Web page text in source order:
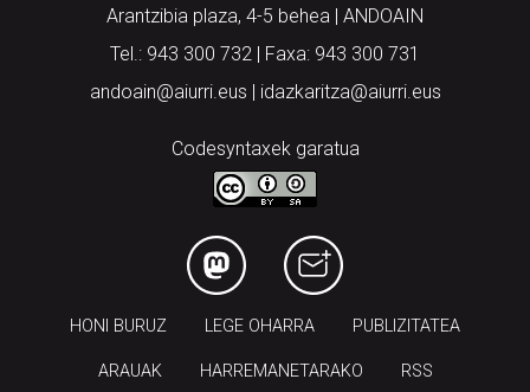
Arantzibia plaza, 4-5 behea | ANDOAIN
Tel.: 943 300 732 | Faxa: 943 300 731
andoain@aiurri.eus | idazkaritza@aiurri.eus
Codesyntaxek garatua
HONI BURUZ LEGE OHARRA PUBLIZITATEA
ARAUAK HARREMANETARAKO RSS